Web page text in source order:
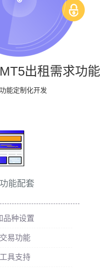
出租需求功能
能定制化开发
能配套
品种设置
易功能
具支持